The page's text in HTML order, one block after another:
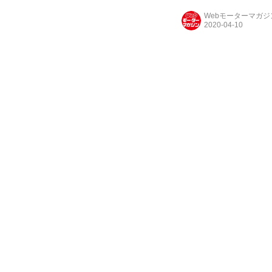
Webモーターマガジ